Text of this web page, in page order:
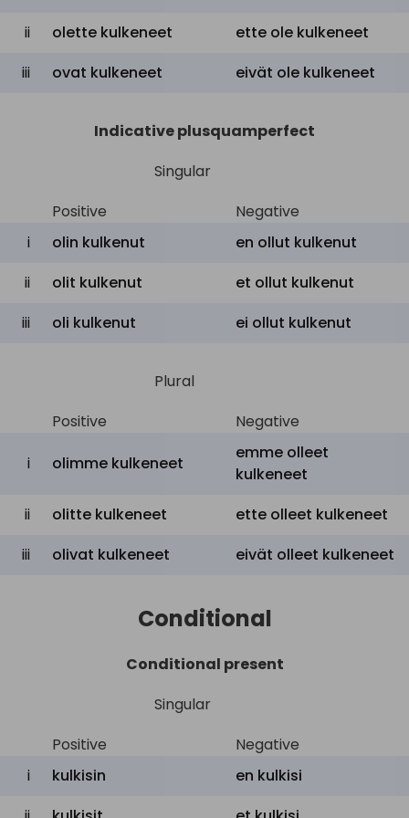
ii
olette kulkeneet
ette ole kulkeneet
iii
ovat kulkeneet eivät ole kulkeneet
Indicative plusquamperfect
Singular
Positive
Negative
i
olin kulkenut
en ollut kulkenut
ii
olit kulkenut
et ollut kulkenut
iii
oli kulkenut ei ollut kulkenut
Plural
Positive
Negative
i
olimme kulkeneet
emme olleet
kulkeneet
ii
olitte kulkeneet
ette olleet kulkeneet
iii
olivat kulkeneet eivät olleet kulkeneet
Conditional
Conditional present
Singular
Positive
Negative
i
kulkisin en kulkisi